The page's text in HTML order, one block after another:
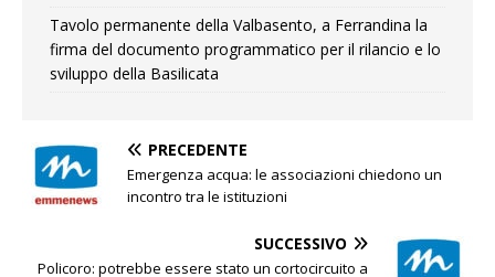
Tavolo permanente della Valbasento, a Ferrandina la
firma del documento programmatico per il rilancio e lo
sviluppo della Basilicata
PRECEDENTE
Emergenza acqua: le associazioni chiedono un
incontro tra le istituzioni
SUCCESSIVO
Policoro: potrebbe essere stato un cortocircuito a